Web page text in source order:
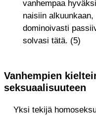
vanhempaa
naisiin
dominoivasti
solvasi tätä. (5)
Vanhempien
seksuaalisuuteen
Yksi tekijä